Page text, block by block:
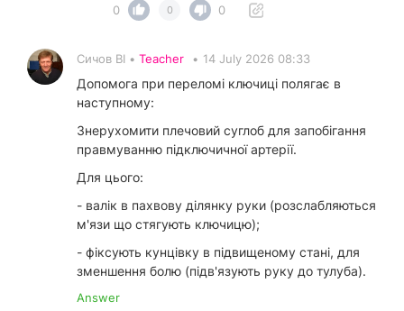
0
0 0
Сичов ВІ • Teacher • 14 July 2026 08:33
Допомога при переломі ключиці полягає в
наступному:
Знерухомити плечовий суглоб для запобігання
правмуванню підключичної артерії.
Для цього:
- валік в пахвову ділянку руки (розслабляються
м'язи що стягують ключицю);
- фіксують кунцівку в підвищеному стані, для
зменшення болю (підв'язують руку до тулуба).
Answer